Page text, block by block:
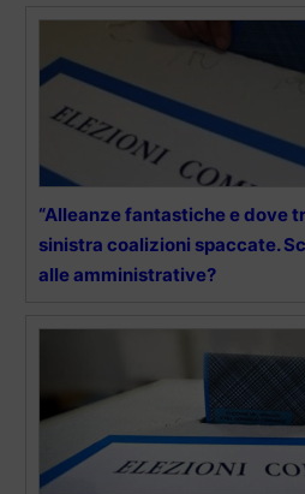
“Alleanze fantastiche e dove
sinistra coalizioni spaccate.
alle amministrative?